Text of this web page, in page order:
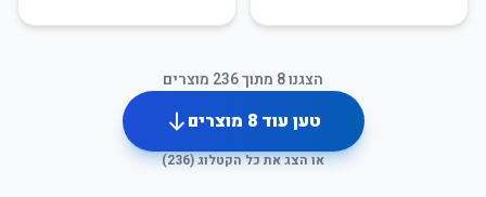
הצגנו8 מתוך236 מוצרים
טען עוד8 מוצרים
או הצג את כל הקטלוג (236
)